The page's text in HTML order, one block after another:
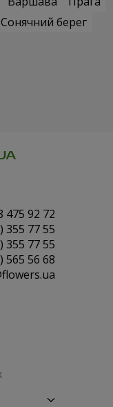
Сонячний берег
475 92 72
355 77 55
355 77 55
565 56 68